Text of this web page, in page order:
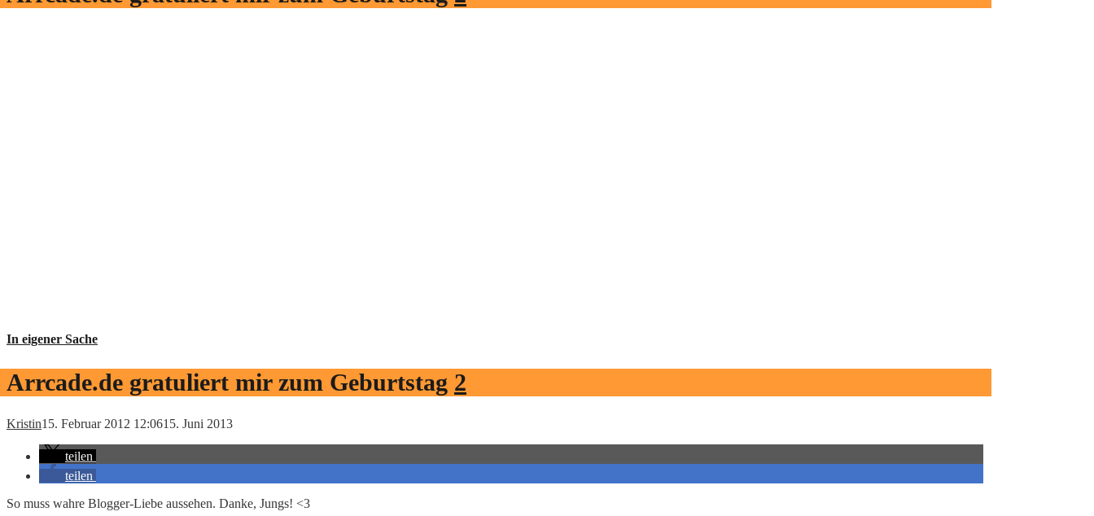
In eigener Sache
Arrcade.de gratuliert mir zum Geburtstag 2
Kristin15. Februar 2012 12:0615. Juni 2013
teilen
teilen
So muss wahre Blogger-Liebe aussehen. Danke, Jungs! <3